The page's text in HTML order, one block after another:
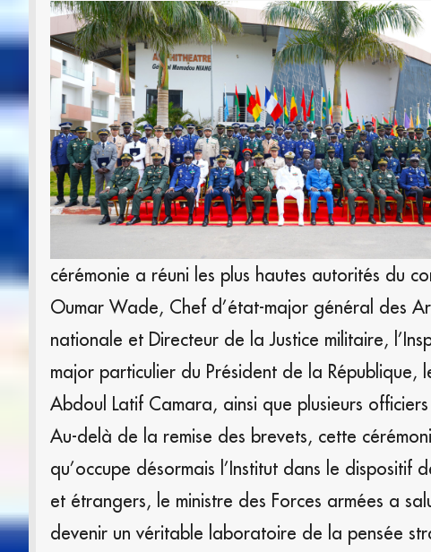
cérémonie a réuni les plus hautes autorités du
Oumar Wade, Chef d’état-major général des
nationale et Directeur de la Justice militaire,
major particulier du Président de la
Abdoul Latif Camara, ainsi que plusieurs
Au-delà de la remise des brevets, cette
qu’occupe désormais l’Institut dans le
et étrangers, le ministre des Forces armées a
devenir un véritable laboratoire de la pensée